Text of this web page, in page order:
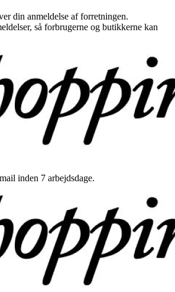
din anmeldelse af forretningen.
så forbrugerne og butikkerne kan
inden 7 arbejdsdage.